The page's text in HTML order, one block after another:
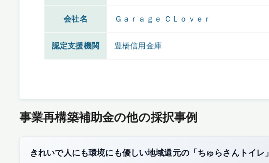
会社名 Ｇａｒａｇｅ ＣＬｏｖｅｒ
認定支援機関 豊橋信用金庫
事業再構築補助金の他の採択事例
きれいで人にも環境にも優しい地域還元の「ちゅらさんトイレ」